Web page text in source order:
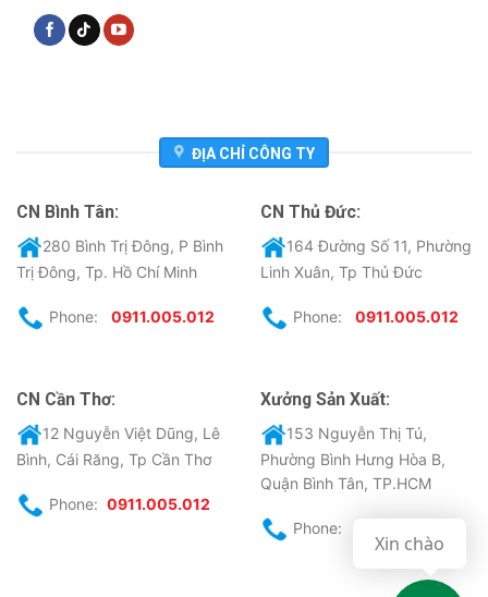
ĐỊA CHỈ CÔNG TY
CN Bình Tân:
280 Bình Trị Đông, P Bình
Trị Đông, Tp. Hồ Chí Minh
Phone: 0911.005.012
CN Thủ Đức:
164 Đường Số 11, Phường
Linh Xuân, Tp Thủ Đức
Phone: 0911.005.012
CN Cần Thơ:
12 Nguyễn Việt Dũng, Lê
Bình, Cái Răng, Tp Cần Thơ
Phone: 0911.005.012
Xưởng Sản Xuất:
153 Nguyễn Thị Tú,
Phường Bình Hưng Hòa B,
Quận Bình Tân, TP.HCM
Phone:
Xin chào